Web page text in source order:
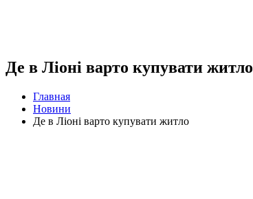
Де в Ліоні варто купувати житло
Главная
Новини
Де в Ліоні варто купувати житло